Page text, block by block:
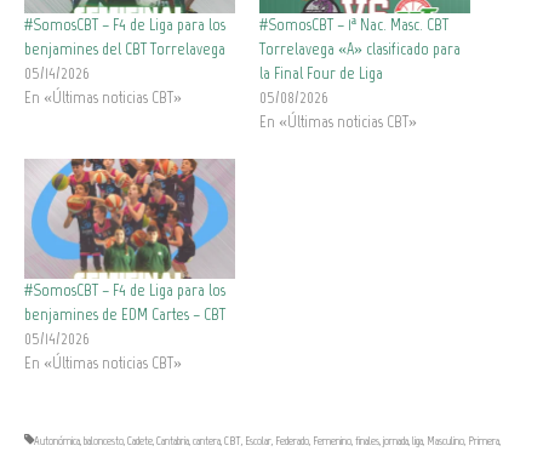
#SomosCBT – F4 de Liga para los
benjamines del CBT Torrelavega
05/14/2026
En «Últimas noticias CBT»
#SomosCBT – 1ª Nac. Masc. CBT
Torrelavega «A» clasificado para
la Final Four de Liga
05/08/2026
En «Últimas noticias CBT»
#SomosCBT – F4 de Liga para los
benjamines de EDM Cartes – CBT
05/14/2026
En «Últimas noticias CBT»
Autonómica,baloncesto,Cadete,Cantabria,cantera,CBT, Escolar, Federado, Femenino,finales,jornada,liga, Masculino, Primera,